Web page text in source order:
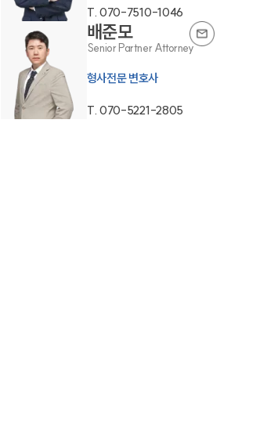
글로벌 파트너 로펌
고객의 소리
통합검색
AI대륜
T. 070-7510-1046
배준모
Senior Partner Attorney
형사전문 변호사
T. 070-5221-2805